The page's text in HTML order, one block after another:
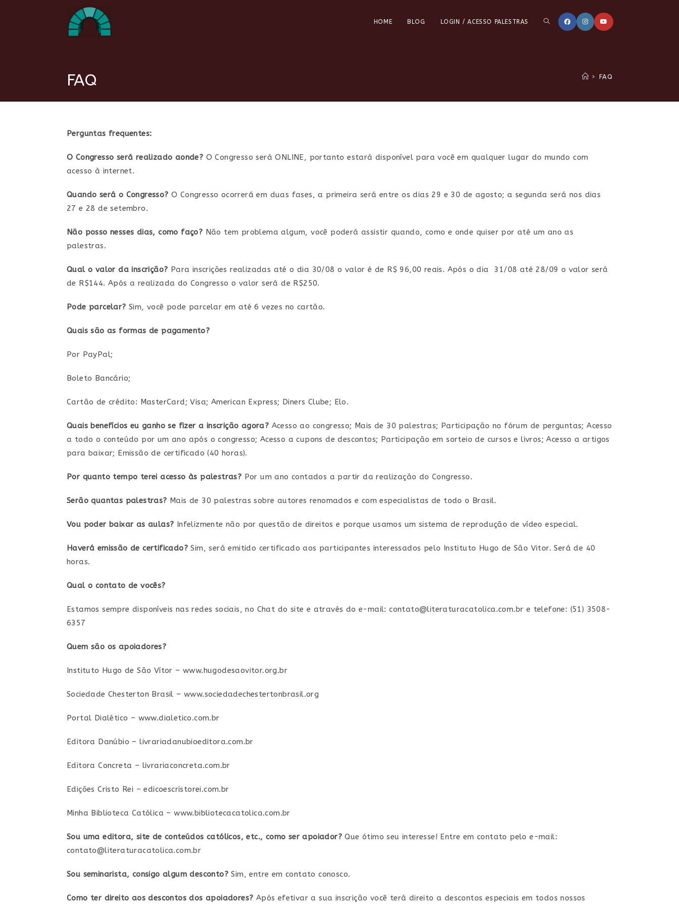
HOME BLOG LOGIN / ACESSO PALESTRAS ALTERNAR
FAQ > FAQ
Perguntas frequentes:
O Congresso será realizado aonde? O Congresso será ONLINE, portanto estará disponível para você em qualquer lugar do mundo com
acesso à internet.
Quando será o Congresso? O Congresso ocorrerá em duas fases, a primeira será entre os dias 29 e 30 de agosto; a segunda será nos dias
27 e 28 de setembro.
Não posso nesses dias, como faço? Não tem problema algum, você poderá assistir quando, como e onde quiser por até um ano as
palestras.
Qual o valor da inscrição? Para inscrições realizadas até o dia 30/08 o valor é de R$ 96,00 reais. Após o dia 31/08 até 28/09 o valor será
de R$144. Após a realizada do Congresso o valor será de R$250.
Pode parcelar? Sim, você pode parcelar em até 6 vezes no cartão.
Quais são as formas de pagamento?
Por PayPal;
Boleto Bancário;
Cartão de crédito: MasterCard; Visa; American Express; Diners Clube; Elo.
Quais benefícios eu ganho se fizer a inscrição agora? Acesso ao congresso; Mais de 30 palestras; Participação no fórum de perguntas; Acesso
a todo o conteúdo por um ano após o congresso; Acesso a cupons de descontos; Participação em sorteio de cursos e livros; Acesso a artigos
para baixar; Emissão de certificado (40 horas).
Por quanto tempo terei acesso às palestras? Por um ano contados a partir da realização do Congresso.
Serão quantas palestras? Mais de 30 palestras sobre autores renomados e com especialistas de todo o Brasil.
Vou poder baixar as aulas? Infelizmente não por questão de direitos e porque usamos um sistema de reprodução de vídeo especial.
Haverá emissão de certificado? Sim, será emitido certificado aos participantes interessados pelo Instituto Hugo de São Vitor. Será de 40
horas.
Qual o contato de vocês?
Estamos sempre disponíveis nas redes sociais, no Chat do site e através do e-mail: contato@literaturacatolica.com.br e telefone: (51) 3508-
6357
Quem são os apoiadores?
Instituto Hugo de São Vítor – www.hugodesaovitor.org.br
Sociedade Chesterton Brasil – www.sociedadechestertonbrasil.org
Portal Dialético – www.dialetico.com.br
Editora Danúbio – livrariadanubioeditora.com.br
Editora Concreta – livrariaconcreta.com.br
Edições Cristo Rei – edicoescristorei.com.br
Minha Biblioteca Católica – www.bibliotecacatolica.com.br
Sou uma editora, site de conteúdos católicos, etc., como ser apoiador? Que ótimo seu interesse! Entre em contato pelo e-mail:
contato@literaturacatolica.com.br
Sou seminarista, consigo algum desconto? Sim, entre em contato conosco.
Como ter direito aos descontos dos apoiadores? Após efetivar a sua inscrição você terá direito a descontos especiais em todos nossos